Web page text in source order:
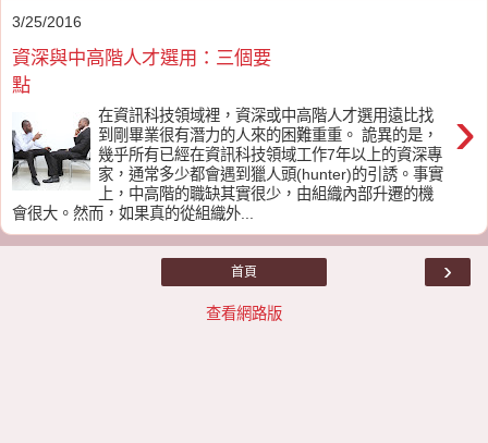
3/25/2016
資深與中高階人才選用：三個要
點
›
在資訊科技領域裡，資深或中高階人才選用遠比找
到剛畢業很有潛力的人來的困難重重。 詭異的是，
幾乎所有已經在資訊科技領域工作7年以上的資深專
家，通常多少都會遇到獵人頭(hunter)的引誘。事實
上，中高階的職缺其實很少，由組織內部升遷的機
會很大。然而，如果真的從組織外...
›
首頁
查看網路版